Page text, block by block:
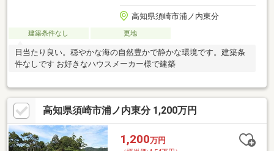
高知県須崎市浦ノ内東分
建築条件なし 更地
日当たり良い。穏やかな海の自然豊かで静かな環境です。建築条
件なしです お好きなハウスメーカー様で建築
高知県須崎市浦ノ内東分 1,200万円
1,200万円